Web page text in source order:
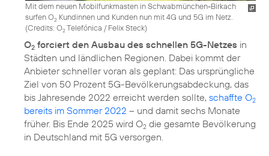
Mit dem neuen Mobilfunkmasten in Schwabmünchen-Birkach
surfen O2 Kundinnen und Kunden nun mit 4G und 5G im Netz.
(Credits: O2Telefónica / Felix Steck)
O2 forciert den Ausbau des schnellen 5G-Netzes in
Städten und ländlichen Regionen. Dabei kommt der
Anbieter schneller voran als geplant: Das ursprüngliche
Ziel von 50 Prozent 5G-Bevölkerungsabdeckung, das
bis Jahresende 2022 erreicht werden sollte, schaffte O2
bereits im Sommer 2022 – und damit sechs Monate
früher. Bis Ende 2025 wird O2 die gesamte Bevölkerung
in Deutschland mit 5G versorgen.